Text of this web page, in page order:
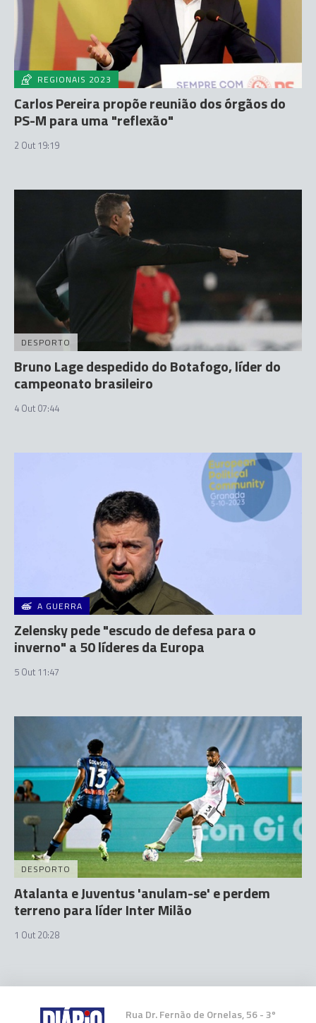
REGIONAIS 2023
Carlos Pereira propõe reunião dos órgãos do
PS-M para uma "reflexão"
2 Out 19:19
DESPORTO
Bruno Lage despedido do Botafogo, líder do
campeonato brasileiro
4 Out 07:44
A GUERRA
Zelensky pede "escudo de defesa para o
inverno" a 50 líderes da Europa
5 Out 11:47
DESPORTO
Atalanta e Juventus 'anulam-se' e perdem
terreno para líder Inter Milão
1 Out 20:28
Rua Dr. Fernão de Ornelas, 56 - 3º